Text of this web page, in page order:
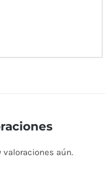
valoraciones aún.